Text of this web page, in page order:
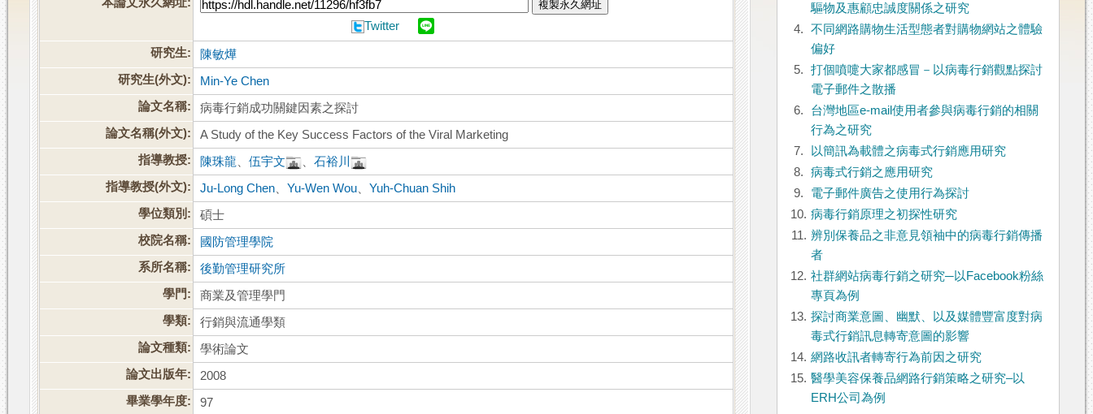
複製永久網址
Twitter
研究生:
陳敏燁
研究生(外文):
Min-Ye Chen
論文名稱:
病毒行銷成功關鍵因素之探討
論文名稱(外文):
A Study of the Key Success Factors of the Viral Marketing
指導教授:
陳珠龍 、伍宇文 、石裕川
指導教授(外文):
Ju-Long Chen 、Yu-Wen Wou 、Yuh-Chuan Shih
學位類別:
碩士
校院名稱:
國防管理學院
系所名稱:
後勤管理研究所
學門:
商業及管理學門
學類:
行銷與流通學類
論文種類:
學術論文
論文出版年:
2008
畢業學年度:
97
驅物及惠顧忠誠度關係之研究
4.
不同網路購物生活型態者對購物網站之體驗
偏好
5.
打個噴嚏大家都感冒－以病毒行銷觀點探討
電子郵件之散播
6.
台灣地區e-mail使用者參與病毒行銷的相關
行為之研究
7.
以簡訊為載體之病毒式行銷應用研究
8.
病毒式行銷之應用研究
9.
電子郵件廣告之使用行為探討
10. 病毒行銷原理之初探性研究
11. 辨別保養品之非意見領袖中的病毒行銷傳播
者
12. 社群網站病毒行銷之研究─以Facebook粉絲
專頁為例
13. 探討商業意圖、幽默、以及媒體豐富度對病
毒式行銷訊息轉寄意圖的影響
14. 網路收訊者轉寄行為前因之研究
15. 醫學美容保養品網路行銷策略之研究–以
ERH公司為例